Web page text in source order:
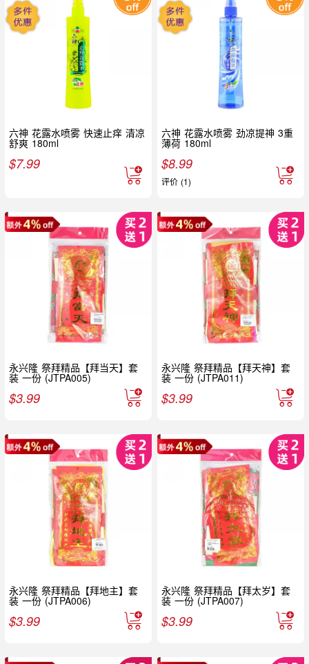
六神 花露水喷雾 快速止痒 清凉
舒爽 180ml
$7.99
六神 花露水喷雾 劲凉提神 3重
薄荷 180ml
$8.99
评价 (1)
永兴隆 祭拜精品【拜当天】套
装 一份 (JTPA005)
$3.99
永兴隆 祭拜精品【拜天神】套
装 一份 (JTPA011)
$3.99
永兴隆 祭拜精品【拜地主】套
装 一份 (JTPA006)
$3.99
永兴隆 祭拜精品【拜太岁】套
装 一份 (JTPA007)
$3.99